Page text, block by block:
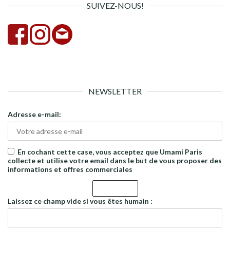
SUIVEZ-NOUS!
NEWSLETTER
Adresse e-mail:
En cochant cette case, vous acceptez que Umami Paris
collecte et utilise votre email dans le but de vous proposer des
informations et offres commerciales
Laissez ce champ vide si vous êtes humain :